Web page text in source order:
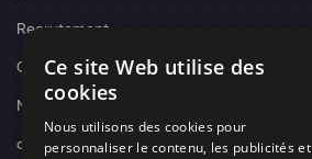
Recrutement
Contact
Nos techniciens
campagne-
Ce site Web utilise des
cookies
Nous utilisons des cookies pour
personnaliser le contenu, les publicités et